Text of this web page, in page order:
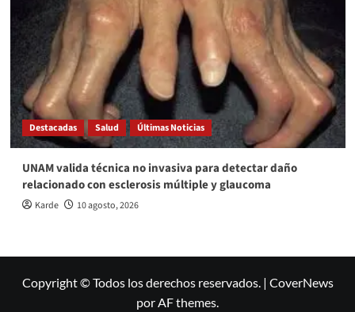
Destacadas Salud Últimas Noticias
UNAM valida técnica no invasiva para detectar daño
relacionado con esclerosis múltiple y glaucoma
Karde 10 agosto, 2026
Copyright © Todos los derechos reservados. | CoverNews
por AF themes.